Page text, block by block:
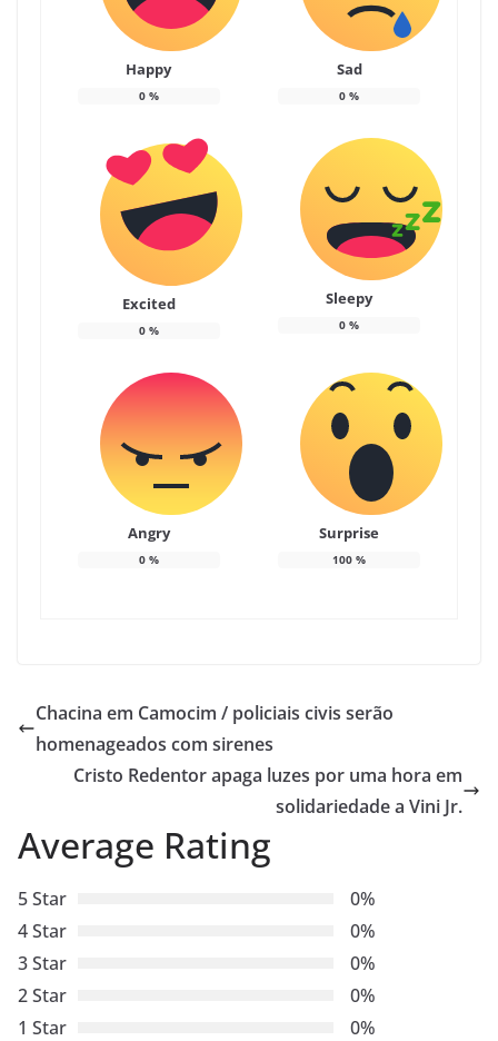
Happy
0%
Sad
0 %
Excited
0%
Sleepy
0 %
Angry
0%
Surprise
100 %
Chacina em Camocim / policiais civis serão
homenageados com sirenes
Cristo Redentor apaga luzes por uma hora em
solidariedade a Vini Jr.
Average Rating
5 Star
0%
4 Star
0%
3 Star
0%
2 Star
0%
1 Star
0%